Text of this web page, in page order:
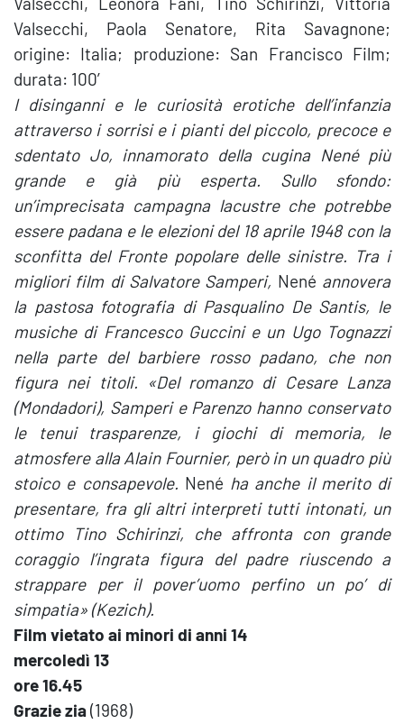
Valsecchi, Paola Senatore, Rita Savagnone;
origine: Italia; produzione: San Francisco Film;
durata: 100′
I disinganni e le curiosità erotiche dell’infanzia
attraverso i sorrisi e i pianti del piccolo, precoce e
sdentato Jo, innamorato della cugina Nené più
grande e già più esperta. Sullo sfondo:
un’imprecisata campagna lacustre che potrebbe
essere padana e le elezioni del 18 aprile 1948 con la
sconfitta del Fronte popolare delle sinistre. Tra i
migliori film di Salvatore Samperi, Nené annovera
la pastosa fotografia di Pasqualino De Santis, le
musiche di Francesco Guccini e un Ugo Tognazzi
nella parte del barbiere rosso padano, che non
figura nei titoli. «Del romanzo di Cesare Lanza
(Mondadori), Samperi e Parenzo hanno conservato
le tenui trasparenze, i giochi di memoria, le
atmosfere alla Alain Fournier, però in un quadro più
stoico e consapevole. Nené ha anche il merito di
presentare, fra gli altri interpreti tutti intonati, un
ottimo Tino Schirinzi, che affronta con grande
coraggio l’ingrata figura del padre riuscendo a
strappare per il pover’uomo perfino un po’ di
simpatia» (Kezich).
Film vietato ai minori di anni 14
mercoledì 13
ore 16.45
Grazie zia(1968)